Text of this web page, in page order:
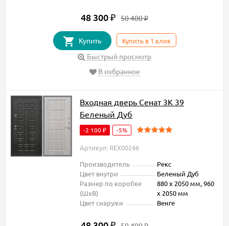
48 300 ₽ 50 400₽
Купить Купить в 1 клик
Быстрый просмотр
В избранное
Входная дверь Сенат 3К 39
Беленый Дуб
-2 100 ₽ -5%
Артикул: REX00246
Производитель
Рекс
Цвет внутри
Беленый Дуб
Размер по коробке
(ШxВ)
880 х 2050 мм, 960
х 2050 мм
Цвет снаружи
Венге